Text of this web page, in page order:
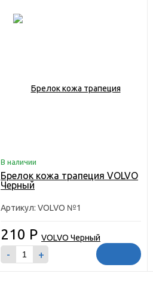
В наличии
Брелок кожа трапеция VOLVO
Черный
Артикул: VOLVO №1
210 Р
- +